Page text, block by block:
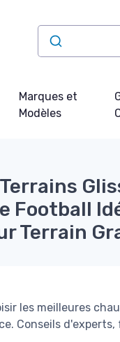
Marques et
Modèles
Football
Terrain
les meilleures
Conseils